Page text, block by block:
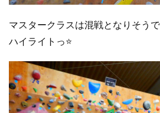
マスタークラスは混戦となりそう
ハイライトっ⭐